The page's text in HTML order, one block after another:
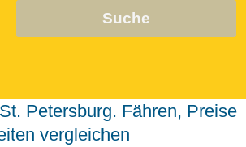
Suche
vergleichen